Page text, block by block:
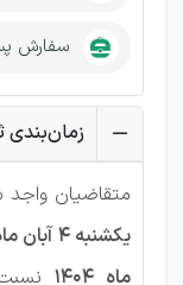
سفارش
زمان‌بندی
متقاضیان
ماه ۱۴۰۴